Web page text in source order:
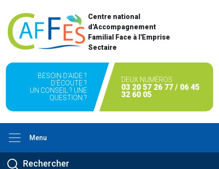
Centre national
d'Accompagnement
Familial Face à l'Emprise
Sectaire
BESOIN D'AIDE ?
D'ÉCOUTE ?
UN CONSEIL ? UNE
QUESTION ?
DEUX NUMÉROS
03 20 57 26 77 / 06 45
32 60 05
Menu